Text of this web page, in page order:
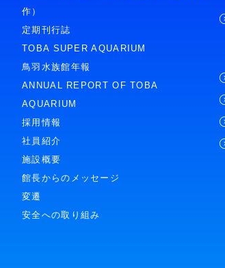
作）
定期刊行誌
TOBA SUPER AQUARIUM
鳥羽水族館年報
ANNUAL REPORT OF TOBA
AQUARIUM
採用情報
社員紹介
施設概要
館長からのメッセージ
変遷
安全への取り組み